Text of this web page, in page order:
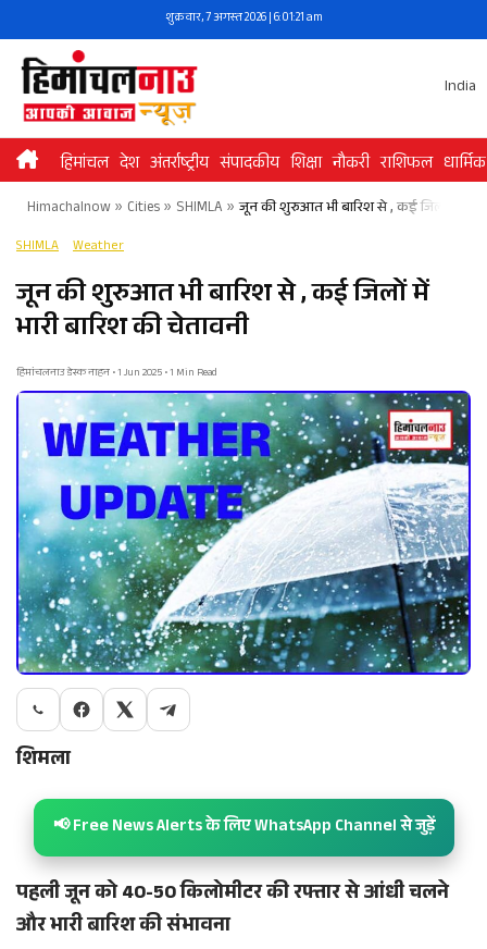
to
content
शुक्रवार, 7 अगस्त 2026 | 6:01:21 am
India
हिमांचल देश अंतर्राष्ट्रीय संपादकीय शिक्षा नौकरी राशिफल धार्मिक
Himachalnow» Cities» SHIMLA » जून की शुरुआत भी बारिश से , कई जिलों में भारी
SHIMLA Weather
जून की शुरुआत भी बारिश से , कई जिलों में
भारी बारिश की चेतावनी
हिमांचलनाउ डेस्क नाहन • 1 Jun 2025 • 1 Min Read
शिमला
📢 Free News Alerts के लिए WhatsApp Channel से जुड़ें
पहली जून को 40-50 किलोमीटर की रफ्तार से आंधी चलने
और भारी बारिश की संभावना